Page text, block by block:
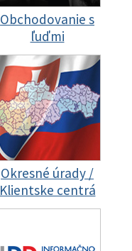
Obchodovanie s
ľuďmi
Okresné úrady /
Klientske centrá